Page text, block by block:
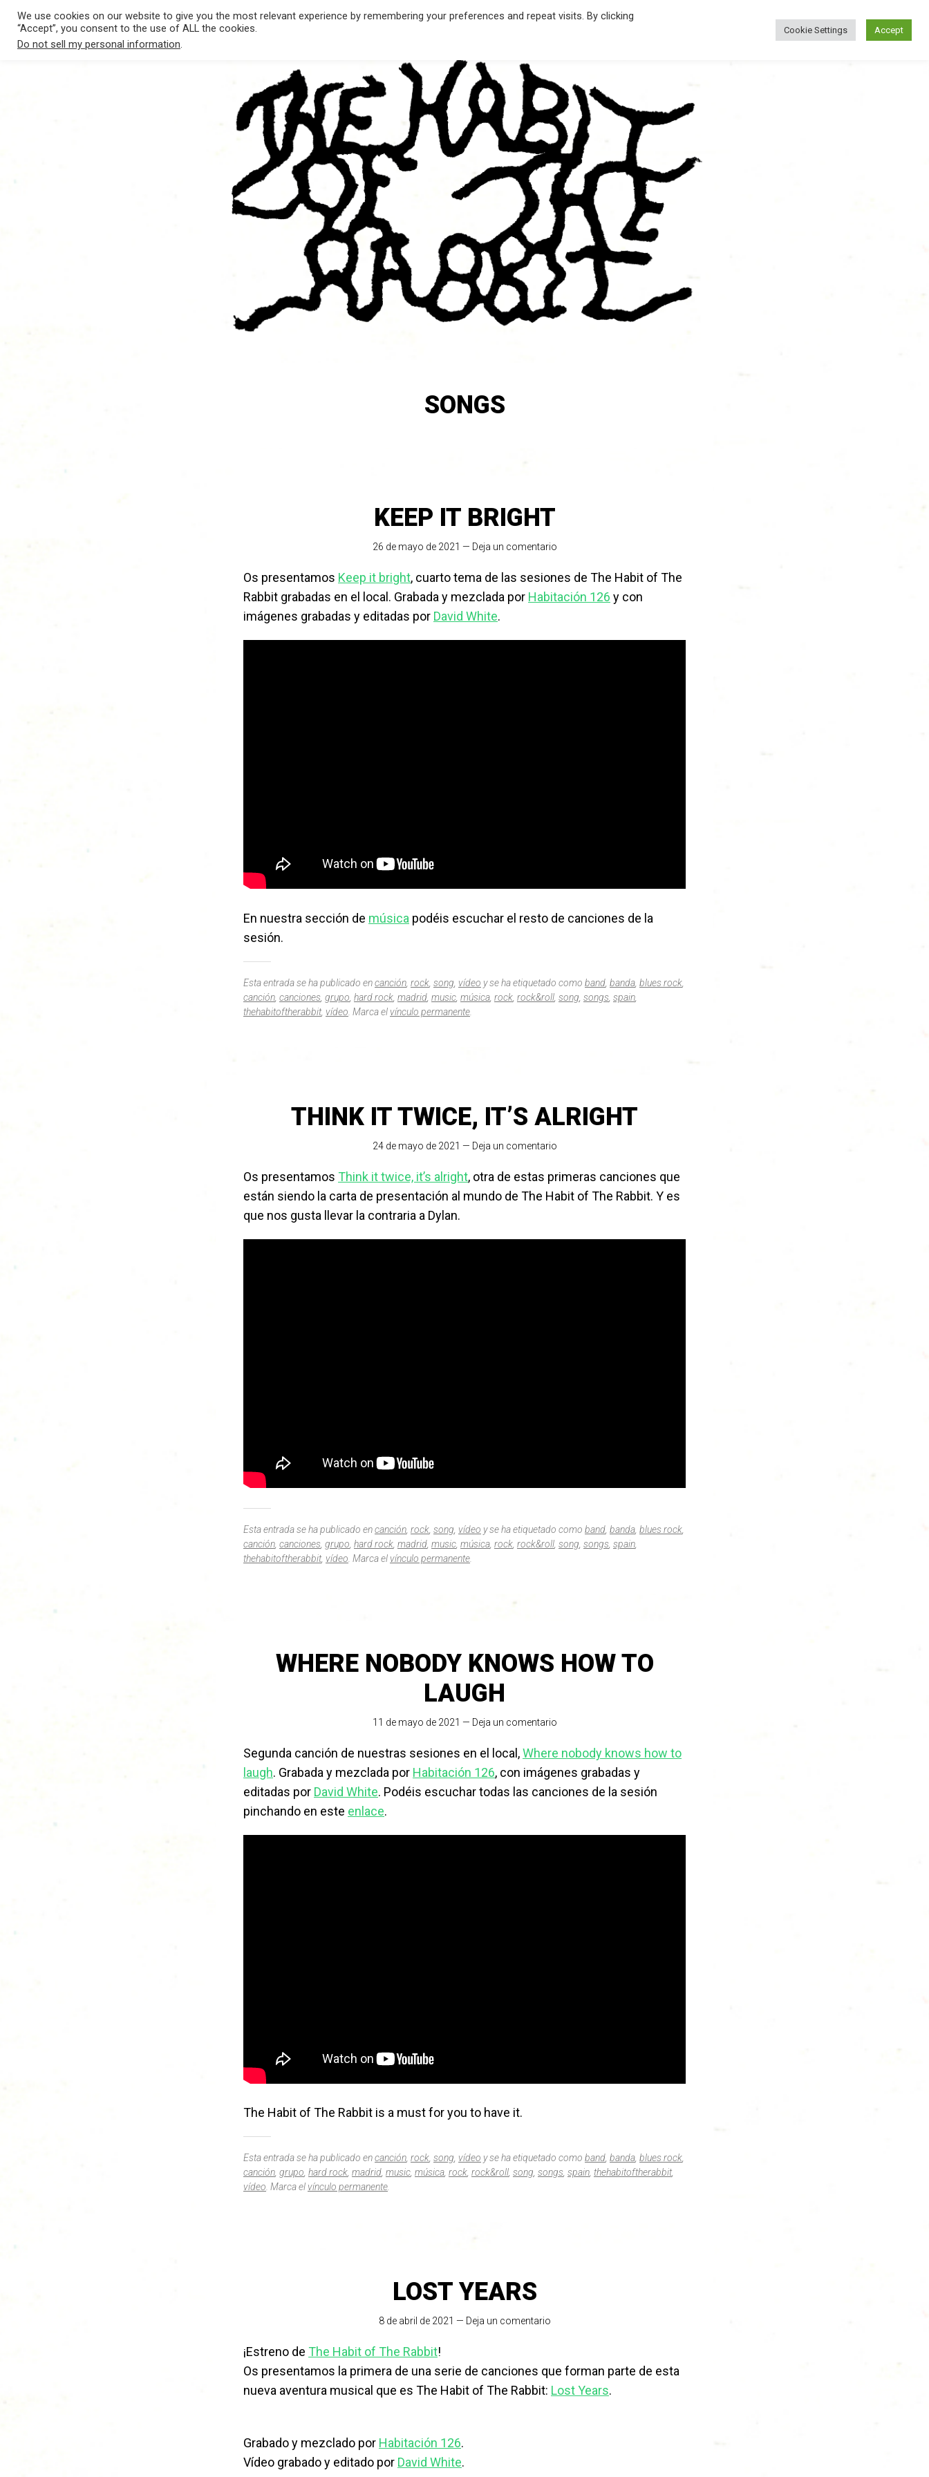
SALTAR
AL
CONTENIDO.
Twitter
Facebook
Instagram
YouTube
SoundCloud
Spotify
iTunes
Campamento
de
Correo
THE
HABIT
OF THE
RABBIT
Banda
de
Rock
de
Madrid
SONGS
KEEP IT BRIGHT
26 de mayo de 2021 — Deja un comentario
Os presentamos Keep it bright, cuarto tema de las sesiones de The Habit of The
Rabbit grabadas en el local. Grabada y mezclada por Habitación 126 y con
imágenes grabadas y editadas por David White.
En nuestra sección de música podéis escuchar el resto de canciones de la
sesión.
Esta entrada se ha publicado encanción rock song vídeo y se ha etiquetado como band banda blues rock
canción canciones grupo hard rock madrid music música rock rock&roll song songs spain
thehabitoftherabbit, vídeo . Marca el vínculo permanente
THINK IT TWICE, IT’S ALRIGHT
24 de mayo de 2021 — Deja un comentario
Os presentamos Think it twice, it’s alright, otra de estas primeras canciones que
están siendo la carta de presentación al mundo de The Habit of The Rabbit. Y es
que nos gusta llevar la contraria a Dylan.
Esta entrada se ha publicado encanción rock song vídeo y se ha etiquetado como band banda blues rock
canción canciones grupo hard rock madrid music música rock rock&roll song songs spain
thehabitoftherabbit, vídeo . Marca el vínculo permanente
WHERE NOBODY KNOWS HOW TO
LAUGH
11 de mayo de 2021 — Deja un comentario
Segunda canción de nuestras sesiones en el local,Where nobody knows how to
laugh. Grabada y mezclada por Habitación 126, con imágenes grabadas y
editadas por David White. Podéis escuchar todas las canciones de la sesión
pinchando en este enlace.
The Habit of The Rabbit is a must for you to have it.
Esta entrada se ha publicado encanción, rock, song, vídeo y se ha etiquetado como band, banda, blues rock,
canción, grupo, hard rock, madrid, music, música, rock, rock&roll, song, songs, spain, thehabitoftherabbit,
vídeo. Marca el vínculo permanente.
LOST YEARS
8 de abril de 2021 — Deja un comentario
¡Estreno de The Habit of The Rabbit!
Os presentamos la primera de una serie de canciones que forman parte de esta
nueva aventura musical que es The Habit of The Rabbit: Lost Years.
Grabado y mezclado por Habitación 126.
Vídeo grabado y editado por David White.
We use cookies on our website to give you the most relevant experience by remembering your preferences and repeat visits. By clicking
“Accept”, you consent to the use of ALL the cookies.
Do not sell my personal information.
Cookie Settings Accept